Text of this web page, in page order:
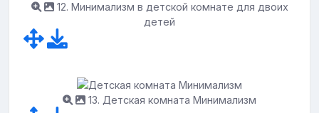
12. Минимализм в детской комнате для двоих
детей
13. Детская комната Минимализм